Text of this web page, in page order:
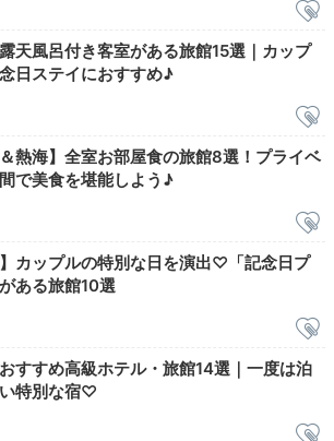
卵、重箱に入ったおかずに刺身な
理の数々。早起きしてお腹を空かせ
覚めのお腹に優しいおかゆも選べま
天風呂付き客室がある旅館15選｜カップ
日ステイにおすすめ♪
＆熱海】全室お部屋食の旅館8選！プライベ
で美食を堪能しよう♪
】カップルの特別な日を演出♡「記念日プ
ある旅館10選
すすめ高級ホテル・旅館14選｜一度は泊
特別な宿♡